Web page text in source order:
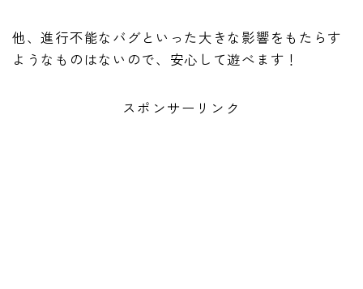
他、進行不能なバグといった大きな影響をもたらす
ようなものはないので、安心して遊べます！
スポンサーリンク